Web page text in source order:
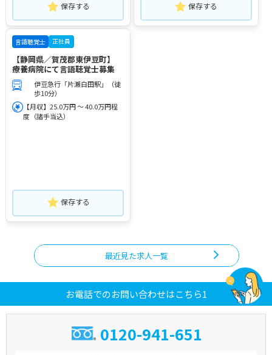
保存する 保存する
言語聴覚士 正社員
【静岡県／賀茂郡東伊豆町】
療養病院にて言語聴覚士募集
伊豆急行「片瀬白田駅」（徒
歩10分）
【月収】25.0万円 ～ 40.0万円程
度（諸手当込）
保存する
最近見た求人一覧
お電話でのお問い合わせはこちら1
0120-941-651